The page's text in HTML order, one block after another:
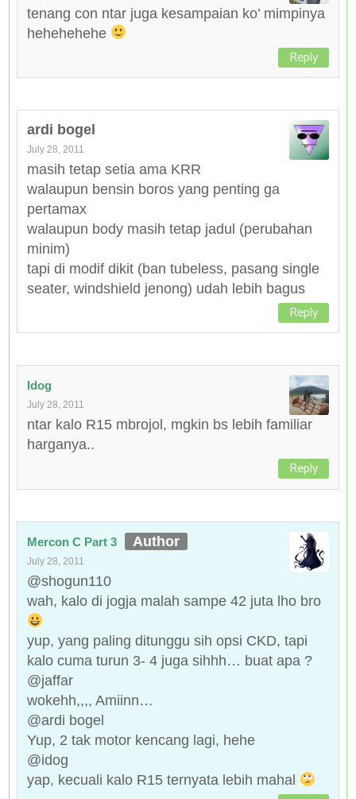
tenang con ntar juga kesampaian ko’ mimpinya
hehehehehe
Reply
ardi bogel
July 28, 2011
masih tetap setia ama KRR
walaupun bensin boros yang penting ga
pertamax
walaupun body masih tetap jadul (perubahan
minim)
tapi di modif dikit (ban tubeless, pasang single
seater, windshield jenong) udah lebih bagus
Reply
Idog
July 28, 2011
ntar kalo R15 mbrojol, mgkin bs lebih familiar
harganya..
Reply
Mercon C Part 3
July 28, 2011
@shogun110
wah, kalo di jogja malah sampe 42 juta lho bro
yup, yang paling ditunggu sih opsi CKD, tapi
kalo cuma turun 3- 4 juga sihhh… buat apa ?
@jaffar
wokehh,,,, Amiinn…
@ardi bogel
Yup, 2 tak motor kencang lagi, hehe
@idog
yap, kecuali kalo R15 ternyata lebih mahal